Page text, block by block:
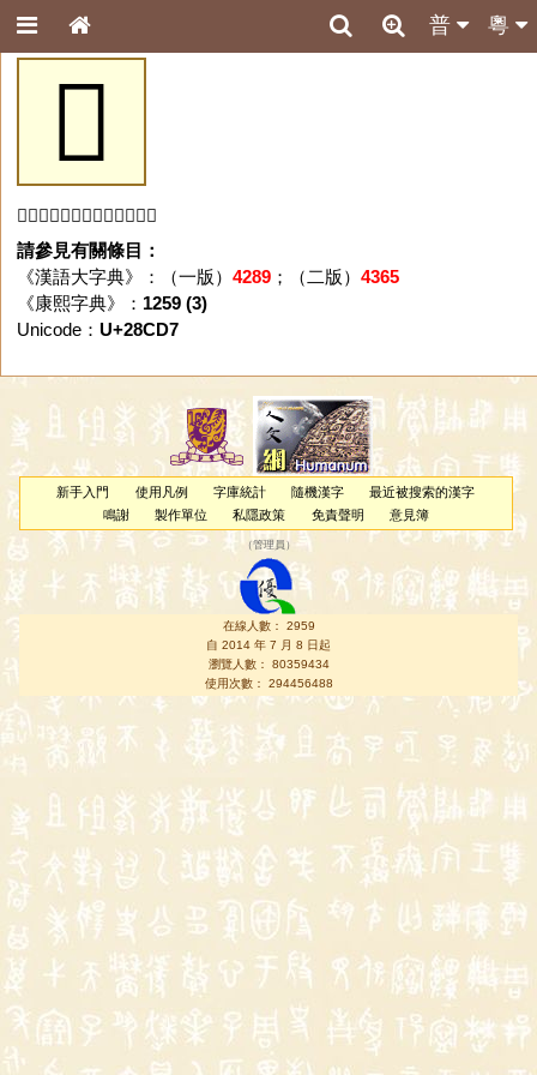
粵
普
𨳗
「𨳗」字未收錄於本資料庫。
請參見有關條目：
《漢語大字典》：（一版） 4289；（二版） 4365
《康熙字典》： 1259 (3)
Unicode： U+28CD7
新手入門 使用凡例 字庫統計 隨機漢字
最近被搜索的漢字
鳴謝
製作單位 私隱政策 免責聲明 意見簿
（管理員 ）
在線人數： 2959
自 2014 年 7 月 8 日起
瀏覽人數： 80359434
使用次數： 294456488